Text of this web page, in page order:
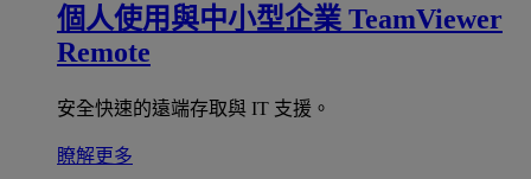
個人使用與中小型企業 TeamViewer
Remote
安全快速的遠端存取與 IT 支援。
瞭解更多